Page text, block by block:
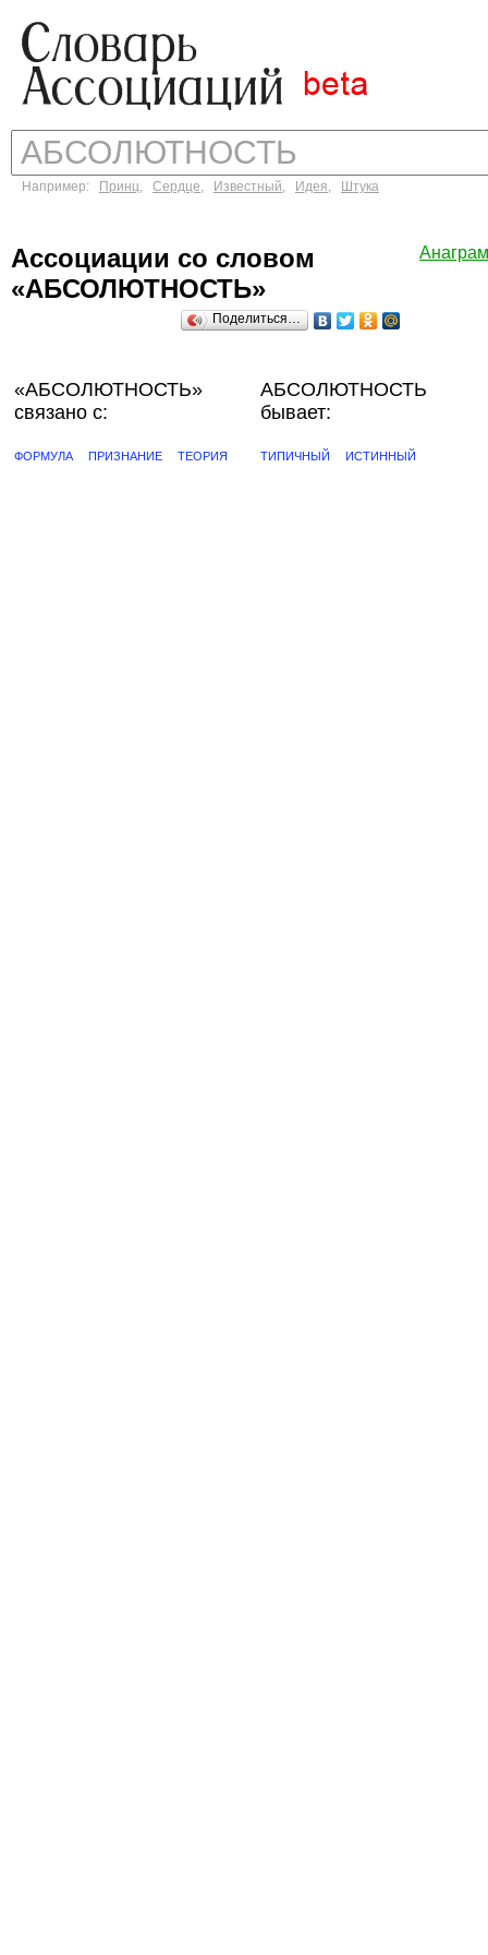
Например: Принц, Сердце, Известный, Идея, Штука
Ассоциации со словом
«АБСОЛЮТНОСТЬ»
Поделиться…
«АБСОЛЮТНОСТЬ»
связано с:
ФОРМУЛА ПРИЗНАНИЕ ТЕОРИЯ
АБСОЛЮТНОСТЬ
бывает:
ТИПИЧНЫЙ ИСТИННЫЙ